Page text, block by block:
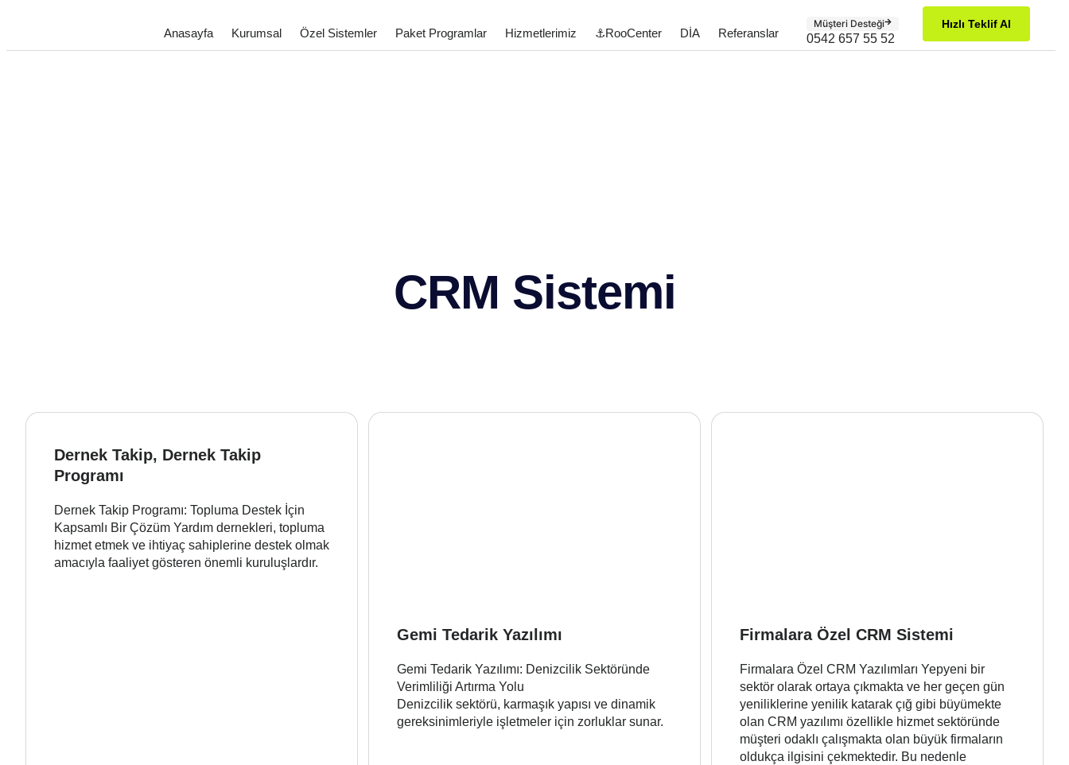
Anasayfa Kurumsal Özel Sistemler Paket Programlar Hizmetlerimiz ⚓RooCenter DİA Referanslar
Müşteri Desteği
0542 657 55 52
Hızlı Teklif Al
CRM Sistemi
Dernek Takip, Dernek Takip
Programı
Dernek Takip Programı: Topluma Destek İçin
Kapsamlı Bir Çözüm Yardım dernekleri, topluma
hizmet etmek ve ihtiyaç sahiplerine destek olmak
amacıyla faaliyet gösteren önemli kuruluşlardır.
Gemi Tedarik Yazılımı
Gemi Tedarik Yazılımı: Denizcilik Sektöründe
Verimliliği Artırma Yolu
Denizcilik sektörü, karmaşık yapısı ve dinamik
gereksinimleriyle işletmeler için zorluklar sunar.
Firmalara Özel CRM Sistemi
Firmalara Özel CRM Yazılımları Yepyeni bir
sektör olarak ortaya çıkmakta ve her geçen gün
yeniliklerine yenilik katarak çığ gibi büyümekte
olan CRM yazılımı özellikle hizmet sektöründe
müşteri odaklı çalışmakta olan büyük firmaların
oldukça ilgisini çekmektedir. Bu nedenle